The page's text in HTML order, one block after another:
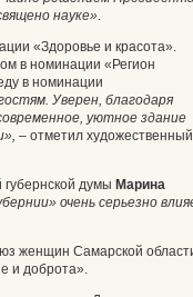
науке».
«Здоровье и красота».
в номинации «Регион
в номинации
Уверен, благодаря
уютное здание
– отметил художественный
думы Марина
очень серьезно
женщин Самарской
и доброта».